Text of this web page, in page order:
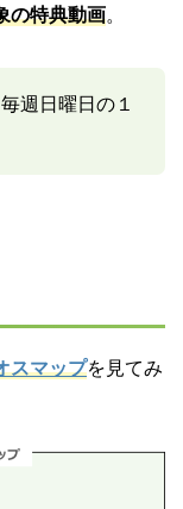
の特典動画。
週日曜日の１
スマップを見てみ